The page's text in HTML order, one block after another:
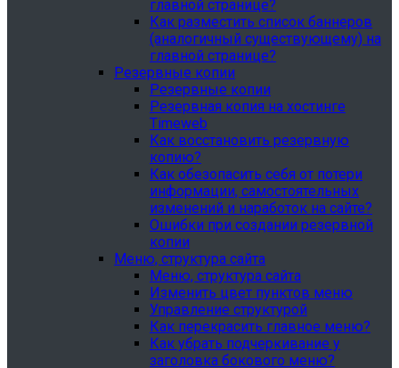
главной странице?
Как разместить список баннеров
(аналогичный существующему) на
главной странице?
Резервные копии
Резервные копии
Резервная копия на хостинге
Timeweb
Как восстановить резервную
копию?
Как обезопасить себя от потери
информации, самостоятельных
изменений и наработок на сайте?
Ошибки при создании резервной
копии
Меню, структура сайта
Меню, структура сайта
Изменить цвет пунктов меню
Управление структурой
Как перекрасить главное меню?
Как убрать подчеркивание у
заголовка бокового меню?